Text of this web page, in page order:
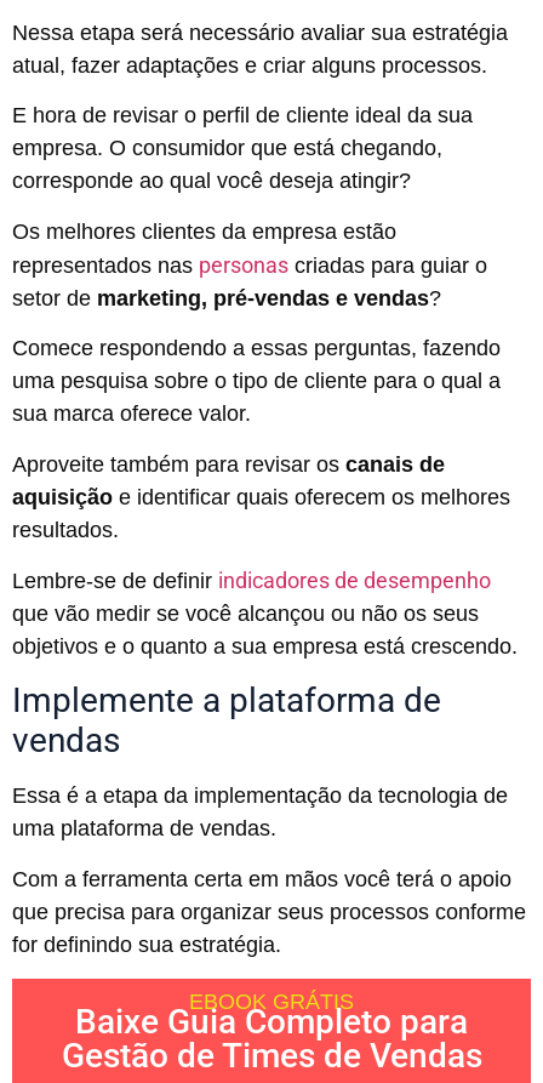
Nessa etapa será necessário avaliar sua estratégia
atual, fazer adaptações e criar alguns processos.
E hora de revisar o perfil de cliente ideal da sua
empresa. O consumidor que está chegando,
corresponde ao qual você deseja atingir?
Os melhores clientes da empresa estão
representados nas personas criadas para guiar o
setor de marketing, pré-vendas e vendas?
Comece respondendo a essas perguntas, fazendo
uma pesquisa sobre o tipo de cliente para o qual a
sua marca oferece valor.
Aproveite também para revisar os canais de
aquisição e identificar quais oferecem os melhores
resultados.
Lembre-se de definir indicadores de desempenho
que vão medir se você alcançou ou não os seus
objetivos e o quanto a sua empresa está crescendo.
Implemente a plataforma de
vendas
Essa é a etapa da implementação da tecnologia de
uma plataforma de vendas.
Com a ferramenta certa em mãos você terá o apoio
que precisa para organizar seus processos conforme
for definindo sua estratégia.
EBOOK GRÁTIS
Baixe Guia Completo para
Gestão de Times de Vendas